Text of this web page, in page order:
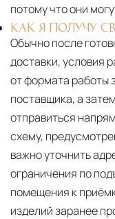
потому что они
КАК Я ПОЛУЧУ
Обычно после
доставки, условия
от формата работы
поставщика, а
отправиться
схему,
важно уточнить
ограничения по
помещения к
изделий заранее